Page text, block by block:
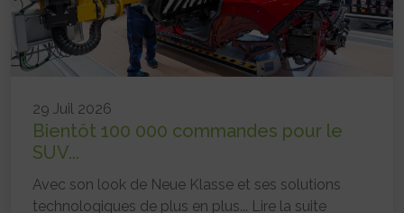
29 Juil 2026
Bientôt 100 000 commandes pour le
SUV...
Avec son look de Neue Klasse et ses solutions
technologiques de plus en plus... Lire la suite